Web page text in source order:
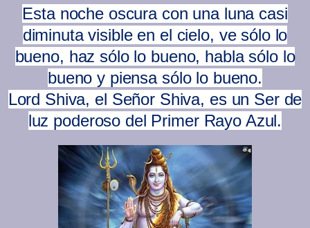
Esta noche oscura con una luna casi
diminuta visible en el cielo, ve sólo lo
bueno, haz sólo lo bueno, habla sólo lo
bueno y piensa sólo lo bueno.
Lord Shiva, el Señor Shiva, es un Ser de
luz poderoso del Primer Rayo Azul.